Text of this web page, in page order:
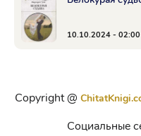
10.10.2024 - 02:00
Copyright @
Социальные